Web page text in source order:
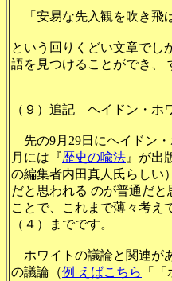
「安易な先入観を吹き飛
という回りくどい文章でし
語を見つけることができ、
（９）追記 ヘイドン・ホ
先の9月29日にヘイドン
月には『歴史の喩法 』が出
の編集者内田真人氏らしい
だと思われる のが普通だ
ことで、これまで薄々考え
（４）までです。
ホワイトの議論と関連が
の議論（例 えばこちら
「